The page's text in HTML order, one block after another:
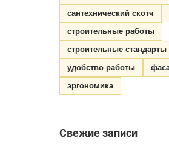
сантехнический скотч
строительные работы
строительные стандарты
удобство работы
эргономика
Свежие записи